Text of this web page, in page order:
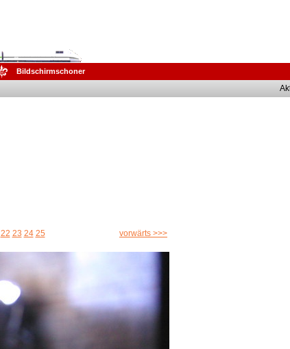
Bildschirmschoner
22 23 24 25 vorwärts >>>